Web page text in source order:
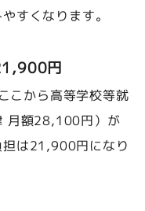
すくなります。
円
こから高等学校等就
月額28,100円）が
担は21,900円になり